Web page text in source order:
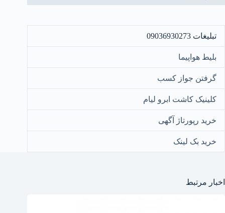
تبلیغات 09036930273
بلیط هواپیما
گرفتن جواز کسب
کلینیک کاشت ابرو لیام
خرید رپورتاژ آگهی
خرید بک لینک
اخبار مرتبط